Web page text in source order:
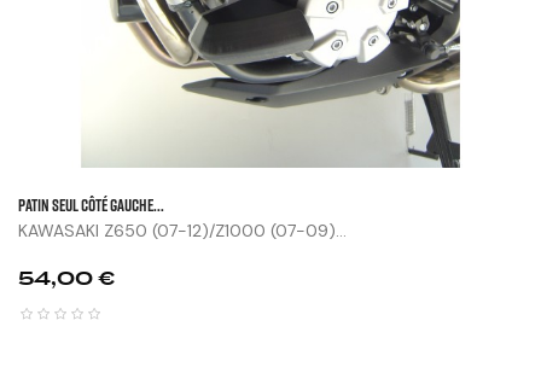
Patin Seul Côté Gauche...
KAWASAKI Z650 (07-12)/Z1000 (07-09)...
Prix
54,00 €